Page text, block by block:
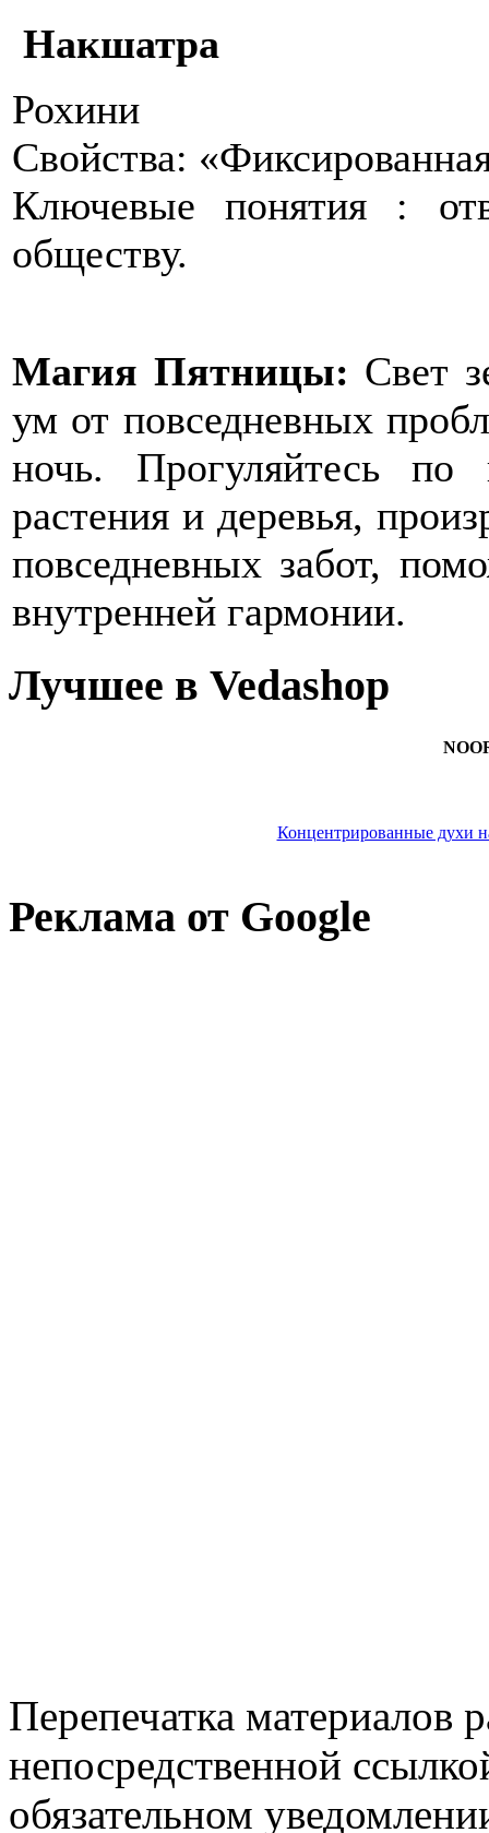
Накшатра
Рохини
Свойства:
Ключевые понятия :
обществу.
Магия Пятницы: Свет
ум от повседневных
ночь. Прогуляйтесь по
растения и деревья,
повседневных забот,
внутренней гармонии.
Лучшее в Vedashop
Концентрированные духи
Реклама от Google
Перепечатка материалов
непосредственной
обязательном